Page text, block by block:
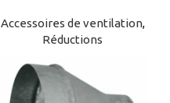
Accessoires de ventilation,
Réductions